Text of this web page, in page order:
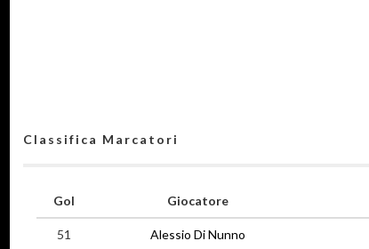
Classifica Marcatori
Gol Giocatore
51 Alessio Di Nunno